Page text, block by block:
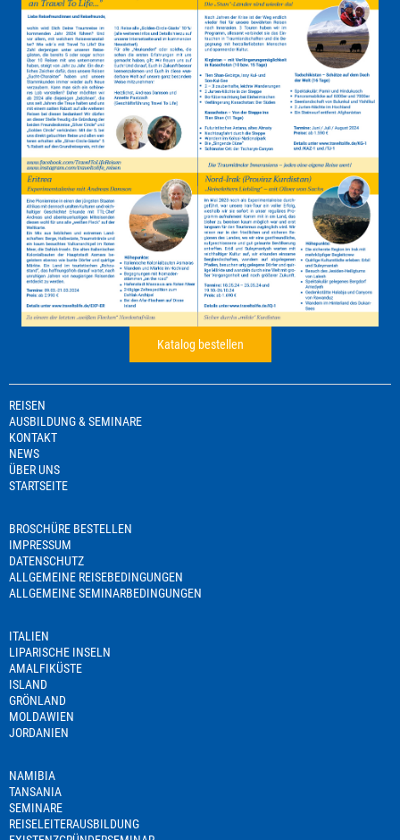
Katalog bestellen
REISEN
AUSBILDUNG & SEMINARE
KONTAKT
NEWS
ÜBER UNS
STARTSEITE
BROSCHÜRE BESTELLEN
IMPRESSUM
DATENSCHUTZ
ALLGEMEINE REISEBEDINGUNGEN
ALLGEMEINE SEMINARBEDINGUNGEN
ITALIEN
LIPARISCHE INSELN
AMALFIKÜSTE
ISLAND
GRÖNLAND
MOLDAWIEN
JORDANIEN
NAMIBIA
TANSANIA
SEMINARE
REISELEITERAUSBILDUNG